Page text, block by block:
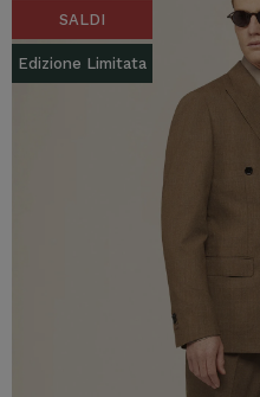
SALDI
Edizione Limitata